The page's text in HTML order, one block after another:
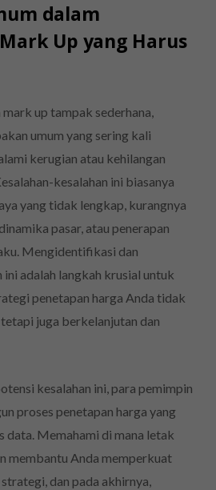
dalam
Up yang Harus
up tampak sederhana,
umum yang sering kali
kerugian atau kehilangan
kesalahan ini biasanya
yang tidak lengkap, kurangnya
pasar, atau penerapan
Mengidentifikasi dan
ini adalah langkah krusial untuk
penetapan harga Anda tidak
juga berkelanjutan dan
kesalahan ini, para pemimpin
proses penetapan harga yang
data. Memahami di mana letak
membantu Anda memperkuat
dan pada akhirnya,